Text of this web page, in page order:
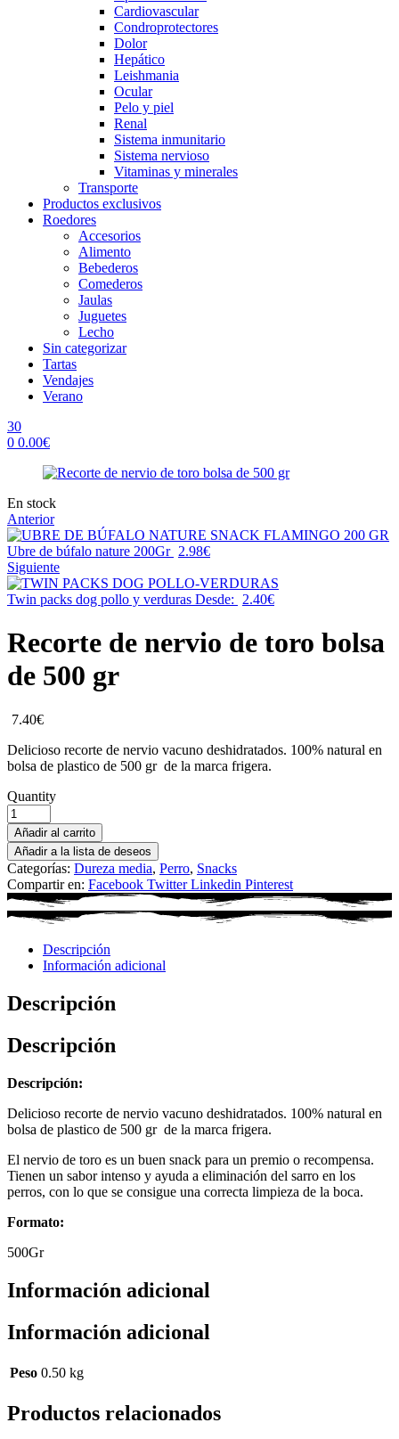
Cardiovascular
Condroprotectores
Dolor
Hepático
Leishmania
Ocular
Pelo y piel
Renal
Sistema inmunitario
Sistema nervioso
Vitaminas y minerales
Transporte
Productos exclusivos
Roedores
Accesorios
Alimento
Bebederos
Comederos
Jaulas
Juguetes
Lecho
Sin categorizar
Tartas
Vendajes
Verano
30
0 0.00€
Availability:
En stock
Anterior
Ubre de búfalo nature 200Gr 2.98€
Siguiente
Twin packs dog pollo y verduras Desde: 2.40€
Recorte de nervio de toro bolsa
de 500 gr
7.40€
Delicioso recorte de nervio vacuno deshidratados. 100% natural en
bolsa de plastico de 500 gr de la marca frigera.
Quantity
Añadir al carrito
Añadir a la lista de deseos
Categorías: Dureza media, Perro, Snacks
Compartir en: Facebook Twitter Linkedin Pinterest
Descripción
Información adicional
Descripción
Descripción
Descripción:
Delicioso recorte de nervio vacuno deshidratados. 100% natural en
bolsa de plastico de 500 gr de la marca frigera.
El nervio de toro es un buen snack para un premio o recompensa.
Tienen un sabor intenso y ayuda a eliminación del sarro en los
perros, con lo que se consigue una correcta limpieza de la boca.
Formato:
500Gr
Información adicional
Información adicional
Peso 0.50 kg
Productos relacionados